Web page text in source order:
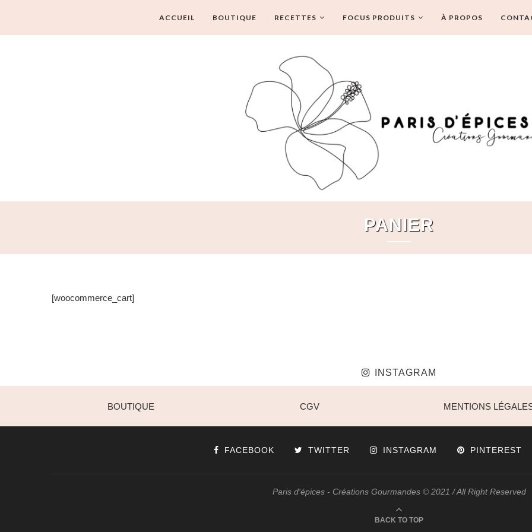
ACCUEIL BOUTIQUE RECETTES FOCUS PRODUITS À PROPOS
PANIER
[woocommerce_cart]
INSTAGRAM
BOUTIQUE CGV MENTIONS
FACEBOOK TWITTER INSTAGRAM PINTEREST
Paris d'épices - Créations Gourmandes © 2021 / All Right Reserved
BACK TO TOP